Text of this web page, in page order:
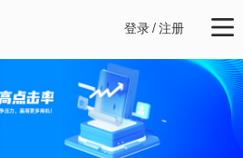
登录/注册